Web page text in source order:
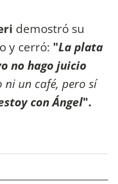
demostró su
y cerró: "La plata
no hago juicio
ni un café, pero sí
con Ángel".